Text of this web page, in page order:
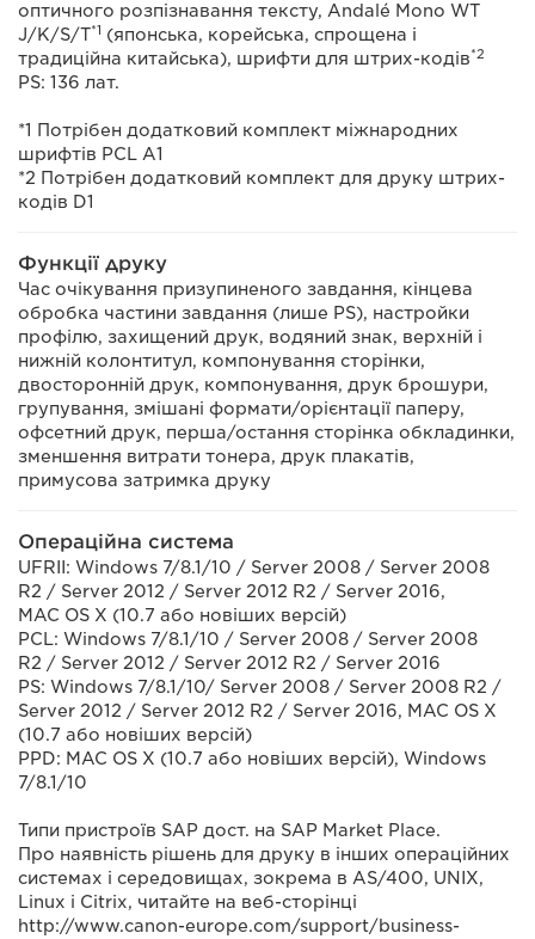
оптичного розпізнавання тексту, Andalé Mono WT
J/K/S/T*1 (японська, корейська, спрощена і
традиційна китайська), шрифти для штрих-кодів*2
PS: 136 лат.
*1 Потрібен додатковий комплект міжнародних
шрифтів PCL А1
*2 Потрібен додатковий комплект для друку штрих-
кодів D1
Функції друку
Час очікування призупиненого завдання, кінцева
обробка частини завдання (лише PS), настройки
профілю, захищений друк, водяний знак, верхній і
нижній колонтитул, компонування сторінки,
двосторонній друк, компонування, друк брошури,
групування, змішані формати/орієнтації паперу,
офсетний друк, перша/остання сторінка обкладинки,
зменшення витрати тонера, друк плакатів,
примусова затримка друку
Операційна система
UFRII: Windows 7/8.1/10 / Server 2008 / Server 2008
R2 / Server 2012 / Server 2012 R2 / Server 2016,
MAC OS X (10.7 або новіших версій)
PCL: Windows 7/8.1/10 / Server 2008 / Server 2008
R2 / Server 2012 / Server 2012 R2 / Server 2016
PS: Windows 7/8.1/10/ Server 2008 / Server 2008 R2 /
Server 2012 / Server 2012 R2 / Server 2016, MAC OS X
(10.7 або новіших версій)
PPD: MAC OS X (10.7 або новіших версій), Windows
7/8.1/10
Типи пристроїв SAP дост. на SAP Market Place.
Про наявність рішень для друку в інших операційних
системах і середовищах, зокрема в AS/400, UNIX,
Linux і Citrix, читайте на веб-сторінці
http://www.canon-europe.com/support/business-